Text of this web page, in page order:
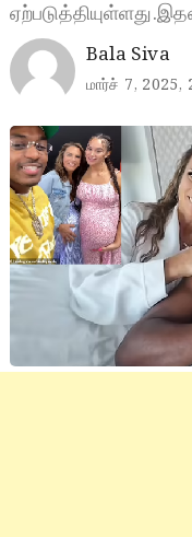
Bala Siva
மார்ச் 7, 2025,